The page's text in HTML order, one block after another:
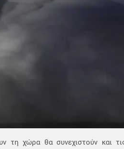
τη χώρα θα συνεχιστούν και